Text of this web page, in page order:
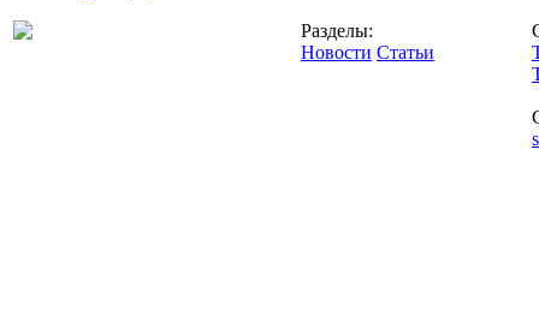
Разделы:
Новости Статьи